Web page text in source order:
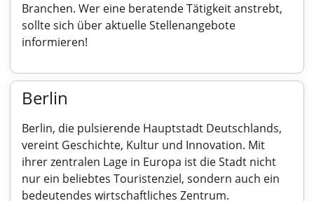
Branchen. Wer eine beratende Tätigkeit anstrebt,
sollte sich über aktuelle Stellenangebote
informieren!
Berlin
Berlin, die pulsierende Hauptstadt Deutschlands,
vereint Geschichte, Kultur und Innovation. Mit
ihrer zentralen Lage in Europa ist die Stadt nicht
nur ein beliebtes Touristenziel, sondern auch ein
bedeutendes wirtschaftliches Zentrum.